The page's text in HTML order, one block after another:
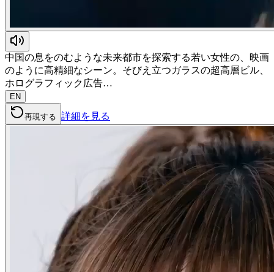
中国の息をのむような未来都市を探索する若い女性の、映画
のように高精細なシーン。そびえ立つガラスの超高層ビル、
ホログラフィック広告…
EN
再現する 詳細を見る